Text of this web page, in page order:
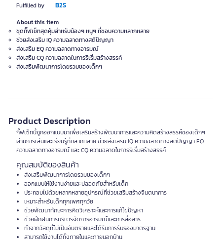
Fulfilled by B2S
About this item
ชุดกิ๊ฟเซ็ทสุดคุ้มสำหรับน้องๆ หนูๆ ที่ชอบความหลากหลาย
ช่วยส่งเสริม IQ ความฉลาดทางสติปัญญา
ส่งเสริม EQ ความฉลาดทางอารมณ์
ส่งเสริม CQ ความฉลาดในการริเริ่มสร้างสรรค์
ส่งเสริมพัฒนาการโดยรวมของเด็กๆ
Product Description
กิ๊ฟเซ็ทนี้ถูกออกแบบมาเพื่อเสริมสร้างพัฒนาการและความคิดสร้างสรรค์ของเด็กๆ
ผ่านการเล่นและเรียนรู้ที่หลากหลาย ช่วยส่งเสริม IQ ความฉลาดทางสติปัญญา EQ
ความฉลาดทางอารมณ์ และ CQ ความฉลาดในการริเรื่มสร้างสรรค์
คุณสมบัติของสินค้า
ส่งเสริมพัฒนาการโดยรวมของเด็กๆ
ออกแบบให้ใช้งานง่ายและปลอดภัยสำหรับเด็ก
ประกอบไปด้วยหลากหลายอุปกรณ์ที่ช่วยเสริมสร้างจินตนาการ
เหมาะสำหรับเด็กทุกเพศทุกวัย
ช่วยพัฒนาทักษะการคิดวิเคราะห์และการแก้ไขปัญหา
ช่วยฝึกฝนการบริหารจัดการอารมณ์และการสื่อสาร
ทำจากวัสดุที่ไม่เป็นอันตรายและได้รับการรับรองมาตรฐาน
สามารถใช้งานได้ทั้งภายในและภายนอกบ้าน